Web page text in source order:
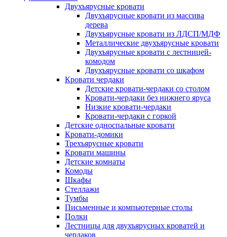
Двухъярусные кровати
Двухъярусные кровати из массива
дерева
Двухъярусные кровати из ЛДСП/МДФ
Металлические двухъярусные кровати
Двухъярусные кровати с лестницей-
комодом
Двухъярусные кровати со шкафом
Кровати чердаки
Детские кровати-чердаки со столом
Кровати-чердаки без нижнего яруса
Низкие кровати-чердаки
Кровати-чердаки с горкой
Детские односпальные кровати
Кровати-домики
Трехъярусные кровати
Кровати машины
Детские комнаты
Комоды
Шкафы
Стеллажи
Тумбы
Письменные и компьютерные столы
Полки
Лестницы для двухъярусных кроватей и
чердаков